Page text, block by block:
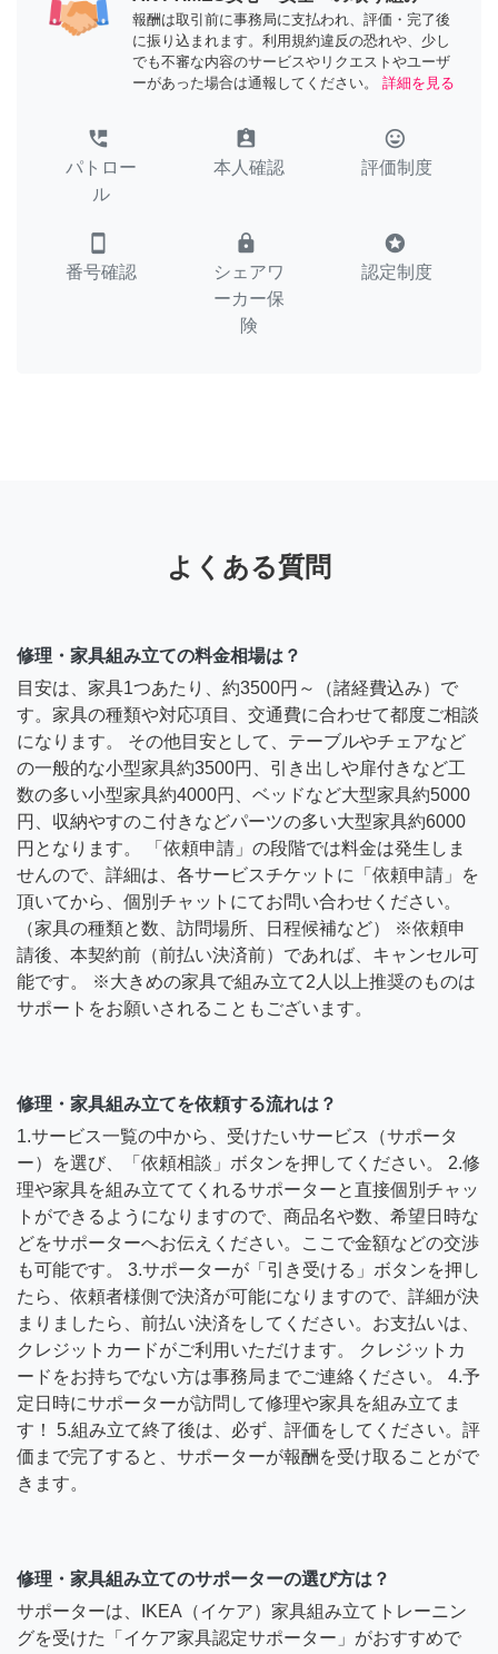
報酬は取引前に事務局に支払われ、評価・完了後
に振り込まれます。利用規約違反の恐れや、少し
でも不審な内容のサービスやリクエストやユーザ
ーがあった場合は通報してください。
詳細を見る
perm_phone_msg
パトロー
ル
assignment_ind
本人確認
tag_faces
評価制度
smartphone
番号確認
lock
シェアワ
ーカー保
険
stars
認定制度
よくある質問
修理・家具組み立ての料金相場は？
目安は、家具1つあたり、約3500円～（諸経費込み）で
す。家具の種類や対応項目、交通費に合わせて都度ご相談
になります。 その他目安として、テーブルやチェアなど
の一般的な小型家具約3500円、引き出しや扉付きなど工
数の多い小型家具約4000円、ベッドなど大型家具約5000
円、収納やすのこ付きなどパーツの多い大型家具約6000
円となります。 「依頼申請」の段階では料金は発生しま
せんので、詳細は、各サービスチケットに「依頼申請」を
頂いてから、個別チャットにてお問い合わせください。
（家具の種類と数、訪問場所、日程候補など） ※依頼申
請後、本契約前（前払い決済前）であれば、キャンセル可
能です。 ※大きめの家具で組み立て2人以上推奨のものは
サポートをお願いされることもございます。
修理・家具組み立てを依頼する流れは？
1.サービス一覧の中から、受けたいサービス（サポータ
ー）を選び、「依頼相談」ボタンを押してください。 2.修
理や家具を組み立ててくれるサポーターと直接個別チャッ
トができるようになりますので、商品名や数、希望日時な
どをサポーターへお伝えください。ここで金額などの交渉
も可能です。 3.サポーターが「引き受ける」ボタンを押し
たら、依頼者様側で決済が可能になりますので、詳細が決
まりましたら、前払い決済をしてください。お支払いは、
クレジットカードがご利用いただけます。 クレジットカ
ードをお持ちでない方は事務局までご連絡ください。 4.予
定日時にサポーターが訪問して修理や家具を組み立てま
す！ 5.組み立て終了後は、必ず、評価をしてください。評
価まで完了すると、サポーターが報酬を受け取ることがで
きます。
修理・家具組み立てのサポーターの選び方は？
サポーターは、IKEA（イケア）家具組み立てトレーニン
グを受けた「イケア家具認定サポーター」がおすすめで